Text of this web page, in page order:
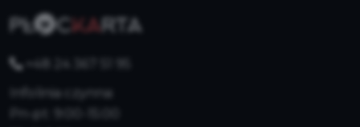
+48 24 367 51 95
Infolinia czynna: